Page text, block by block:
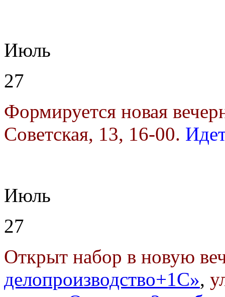
Июль
27
Формируется новая
Советская, 13, 16-00.
Июль
27
Открыт набор в новую
делопроизводство+1С»,